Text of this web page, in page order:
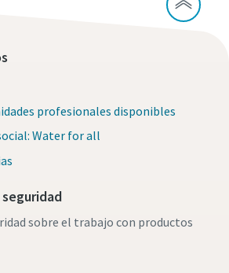
profesionales disponibles
Water for all
sobre el trabajo con productos